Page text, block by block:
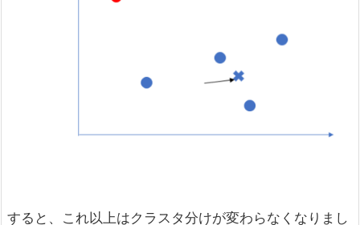
すると、これ以上はクラスタ分けが変わらなくなりまし